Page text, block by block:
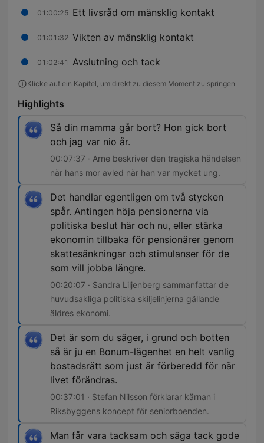
01:00:25 Ett livsråd om mänsklig kontakt
01:01:32 Vikten av mänsklig kontakt
01:02:41 Avslutning och tack
Klicke auf ein Kapitel, um direkt zu diesem Moment zu springen
Highlights
Så din mamma går bort? Hon gick bort
och jag var nio år.
00:07:37 · Arne beskriver den tragiska händelsen
när hans mor avled när han var mycket ung.
Det handlar egentligen om två stycken
spår. Antingen höja pensionerna via
politiska beslut här och nu, eller stärka
ekonomin tillbaka för pensionärer genom
skattesänkningar och stimulanser för de
som vill jobba längre.
00:20:07 · Sandra Liljenberg sammanfattar de
huvudsakliga politiska skiljelinjerna gällande
äldres ekonomi.
Det är som du säger, i grund och botten
så är ju en Bonum-lägenhet en helt vanlig
bostadsrätt som just är förberedd för när
livet förändras.
00:37:01 · Stefan Nilsson förklarar kärnan i
Riksbyggens koncept för seniorboenden.
Man får vara tacksam och säga tack gode